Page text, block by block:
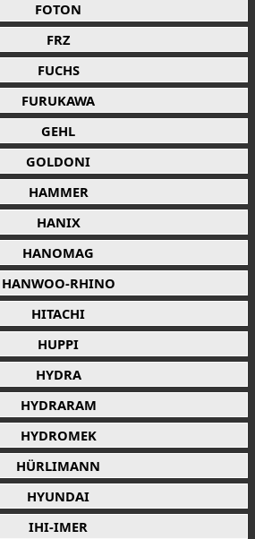
FOTON
FRZ
FUCHS
FURUKAWA
GEHL
GOLDONI
HAMMER
HANIX
HANOMAG
HANWOO-RHINO
HITACHI
HUPPI
HYDRA
HYDRARAM
HYDROMEK
HÜRLIMANN
HYUNDAI
IHI-IMER